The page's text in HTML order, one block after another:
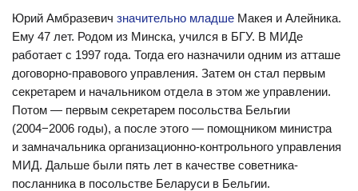
Юрий Амбразевич значительно младше Макея и Алейника.
Ему 47 лет. Родом из Минска, учился в БГУ. В МИДе
работает с 1997 года. Тогда его назначили одним из атташе
договорно-правового управления. Затем он стал первым
секретарем и начальником отдела в этом же управлении.
Потом — первым секретарем посольства Бельгии
(2004−2006 годы), а после этого — помощником министра
и замначальника организационно-контрольного управления
МИД. Дальше были пять лет в качестве советника-
посланника в посольстве Беларуси в Бельгии.